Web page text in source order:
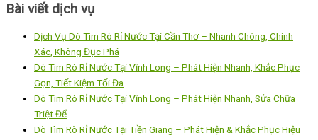
Bài viết dịch vụ
Dịch Vụ Dò Tìm Rò Rỉ Nước Tại Cần Thơ – Nhanh Chóng, Chính
Xác, Không Đục Phá
Dò Tìm Rò Rỉ Nước Tại Vĩnh Long – Phát Hiện Nhanh, Khắc Phục
Gọn, Tiết Kiệm Tối Đa
Dò Tìm Rò Rỉ Nước Tại Vĩnh Long – Phát Hiện Nhanh, Sửa Chữa
Triệt Để
Dò Tìm Rò Rỉ Nước Tại Tiền Giang – Phát Hiện & Khắc Phục Hiệu